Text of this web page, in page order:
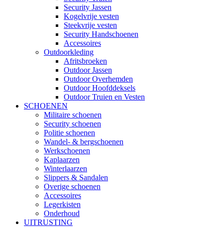
Security Jassen
Kogelvrije vesten
Steekvrije vesten
Security Handschoenen
Accessoires
Outdoorkleding
Afritsbroeken
Outdoor Jassen
Outdoor Overhemden
Outdoor Hoofddeksels
Outdoor Truien en Vesten
SCHOENEN
Militaire schoenen
Security schoenen
Politie schoenen
Wandel- & bergschoenen
Werkschoenen
Kaplaarzen
Winterlaarzen
Slippers & Sandalen
Overige schoenen
Accessoires
Legerkisten
Onderhoud
UITRUSTING